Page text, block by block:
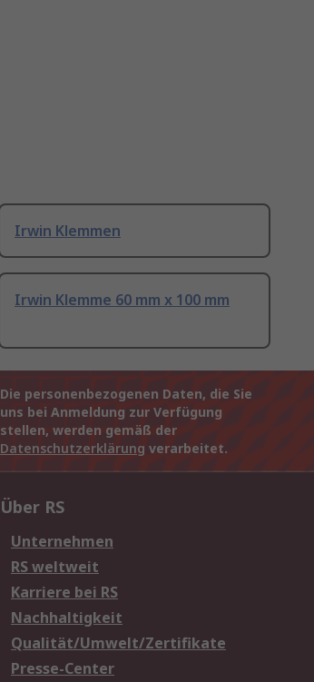
Irwin Klemmen
Irwin Klemme 60 mm x 100 mm
Die personenbezogenen Daten, die Sie
uns bei Anmeldung zur Verfügung
stellen, werden gemäß der
Datenschutzerklärung verarbeitet.
Über RS
Unternehmen
RS weltweit
Karriere bei RS
Nachhaltigkeit
Qualität/Umwelt/Zertifikate
Presse-Center